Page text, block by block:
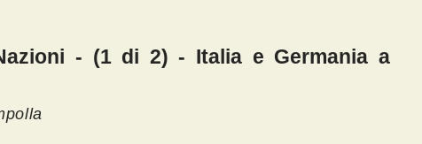
- (1 di 2) - Italia e Germania a